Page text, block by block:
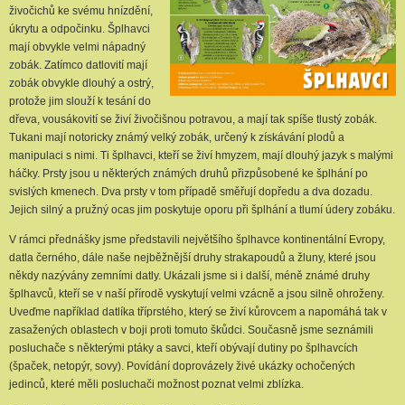
živočichů ke svému hnízdění,
úkrytu a odpočinku. Šplhavci
mají obvykle velmi nápadný
zobák. Zatímco datlovití mají
zobák obvykle dlouhý a ostrý,
protože jim slouží k tesání do
dřeva, vousákovití se živí živočišnou potravou, a mají tak spíše tlustý zobák.
Tukani mají notoricky známý velký zobák, určený k získávání plodů a
manipulaci s nimi. Ti šplhavci, kteří se živí hmyzem, mají dlouhý jazyk s malými
háčky. Prsty jsou u některých známých druhů přizpůsobené ke šplhání po
svislých kmenech. Dva prsty v tom případě směřují dopředu a dva dozadu.
Jejich silný a pružný ocas jim poskytuje oporu při šplhání a tlumí údery zobáku.
V rámci přednášky jsme představili největšího šplhavce kontinentální Evropy,
datla černého, dále naše nejběžnější druhy strakapoudů a žluny, které jsou
někdy nazývány zemními datly. Ukázali jsme si i další, méně známé druhy
šplhavců, kteří se v naší přírodě vyskytují velmi vzácně a jsou silně ohroženy.
Uveďme například datlíka tříprstého, který se živí kůrovcem a napomáhá tak v
zasažených oblastech v boji proti tomuto škůdci. Současně jsme seznámili
posluchače s některými ptáky a savci, kteří obývají dutiny po šplhavcích
(špaček, netopýr, sovy). Povídání doprovázely živé ukázky ochočených
jedinců, které měli posluchači možnost poznat velmi zblízka.